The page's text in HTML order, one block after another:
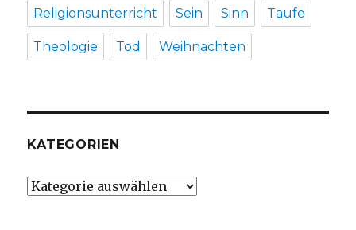
Religionsunterricht Sein Sinn Taufe
Theologie Tod Weihnachten
KATEGORIEN
Kategorien